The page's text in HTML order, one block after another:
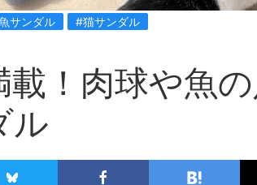
サンダル #猫サンダル
載！肉球や魚
ル